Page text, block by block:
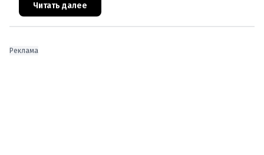
стране выглядит лучше ср
Читать далее
Реклама